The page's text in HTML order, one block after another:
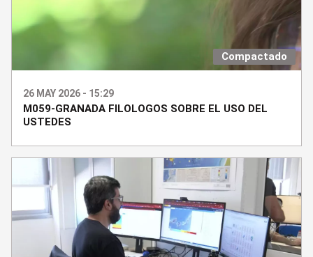
Compactado
26 MAY 2026 - 15:29
M059-GRANADA FILOLOGOS SOBRE EL USO DEL
USTEDES